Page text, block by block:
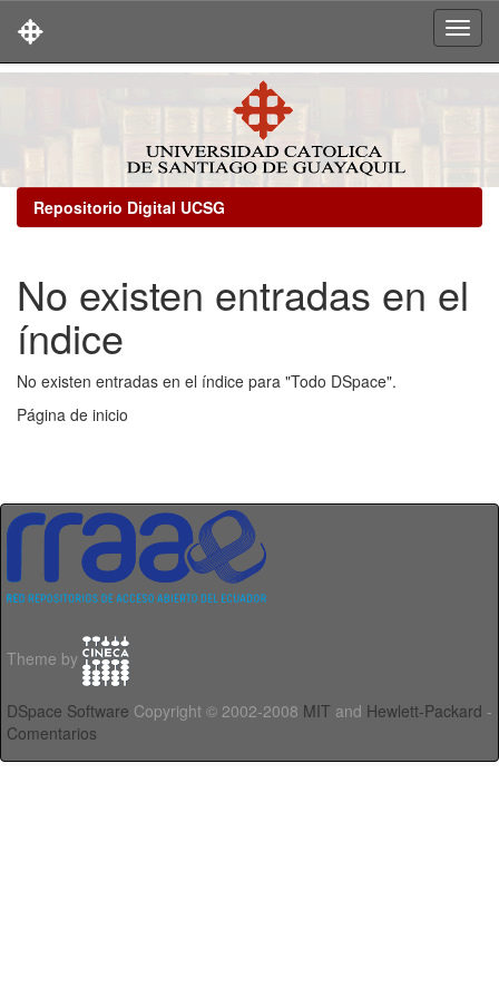
Repositorio Digital UCSG
No existen entradas en el
índice
No existen entradas en el índice para "Todo DSpace".
Página de inicio
Theme by
DSpace Software Copyright © 2002-2008 MIT and Hewlett-Packard -
Comentarios